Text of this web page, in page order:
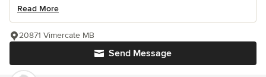
Read More
Send Message
20871 Vimercate MB